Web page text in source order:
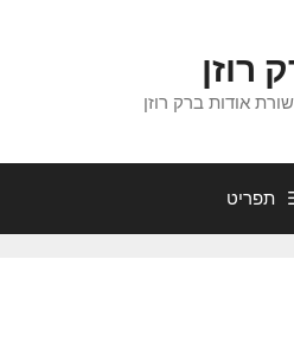
רוזן
אודות ברק רוזן
תפריט